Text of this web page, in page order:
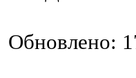
Обновлено: